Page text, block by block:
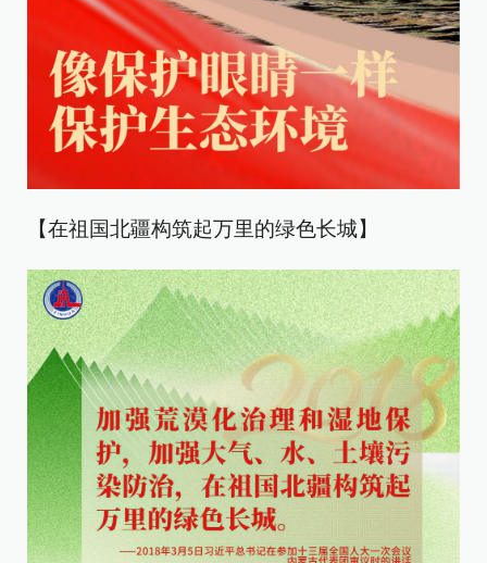
【在祖国北疆构筑起万里的绿色长城】